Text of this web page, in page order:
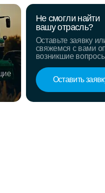
Не смогли найти
вашу отрасль?
Оставьте заявку
свяжемся с вами
возникшие
Оставить